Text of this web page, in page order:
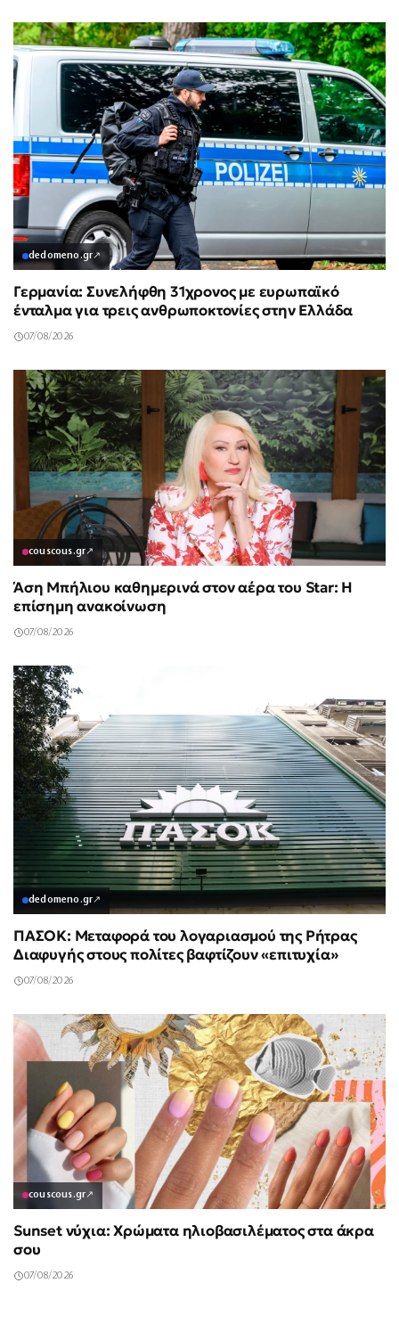
dedomeno.gr↗
Γερμανία: Συνελήφθη 31χρονος με ευρωπαϊκό
ένταλμα για τρεις ανθρωποκτονίες στην Ελλάδα
07/08/2026
couscous.gr↗
Άση Μπήλιου καθημερινά στον αέρα του Star: Η
επίσημη ανακοίνωση
07/08/2026
dedomeno.gr↗
ΠΑΣΟΚ: Μεταφορά του λογαριασμού της Ρήτρας
Διαφυγής στους πολίτες βαφτίζουν «επιτυχία»
07/08/2026
couscous.gr↗
Sunset νύχια: Χρώματα ηλιοβασιλέματος στα άκρα
σου
07/08/2026